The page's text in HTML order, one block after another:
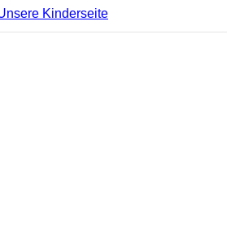
Kinderseite